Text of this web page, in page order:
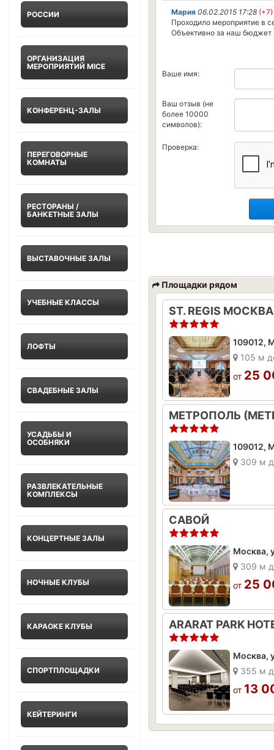
РОССИИ
ОРГАНИЗАЦИЯ
МЕРОПРИЯТИЙ MICE
КОНФЕРЕНЦ-ЗАЛЫ
ПЕРЕГОВОРНЫЕ
КОМНАТЫ
РЕСТОРАНЫ /
БАНКЕТНЫЕ ЗАЛЫ
ВЫСТАВОЧНЫЕ ЗАЛЫ
УЧЕБНЫЕ КЛАССЫ
ЛОФТЫ
СВАДЕБНЫЕ ЗАЛЫ
УСАДЬБЫ И
ОСОБНЯКИ
РАЗВЛЕКАТЕЛЬНЫЕ
КОМПЛЕКСЫ
КОНЦЕРТНЫЕ ЗАЛЫ
НОЧНЫЕ КЛУБЫ
КАРАОКЕ КЛУБЫ
СПОРТПЛОЩАДКИ
КЕЙТЕРИНГИ
Мария 06.02.2015 17:28 (+7)
Проходило мероприятие в
Объективно за наш бюджет
Ваше имя:
Ваш отзыв (не
более 10000
символов):
Проверка:
Площадки рядом
109012,
105 м
от 25
МЕТРОПОЛЬ
309 м
САВОЙ
Москва,
309 м
от 25
Москва,
355 м
от 13